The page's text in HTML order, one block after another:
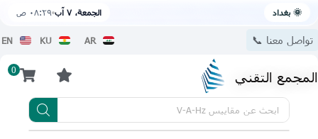
🌞 بغداد الجمعة، ٧ آب ٠٨:٢٩ ص
تواصل معنا 📞 AR
KU
EN
المجمع التقني 0
ابحث عن مقاييس V-A-Hz